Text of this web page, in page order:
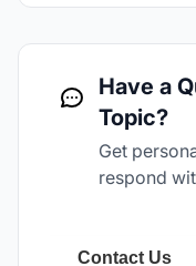
Have a
Topic?
Get
respond